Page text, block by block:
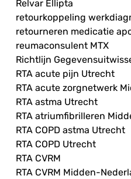
Relvar Ellipta
retourkoppeling
retourneren medicatie
reumaconsulent MTX
Richtlijn
RTA acute pijn Utrecht
RTA acute zorgnetwerk
RTA astma Utrecht
RTA atriumfibrilleren
RTA COPD astma Utrecht
RTA COPD Utrecht
RTA CVRM
RTA CVRM Midden-